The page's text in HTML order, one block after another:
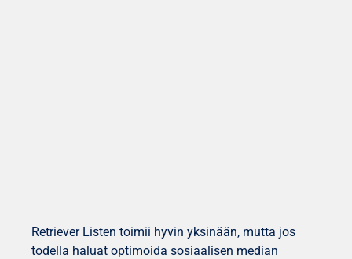
Retriever Listen toimii hyvin yksinään, mutta jos
todella haluat optimoida sosiaalisen median